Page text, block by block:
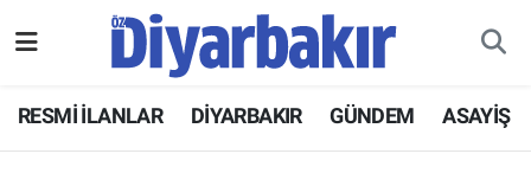
RESMİ İLANLAR DİYARBAKIR GÜNDEM ASAYİŞ
ASAYİŞ
Hava Durumu